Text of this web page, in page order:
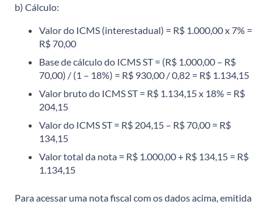
b) Cálculo:
Valor do ICMS (interestadual) = R$ 1.000,00 x 7% =
R$ 70,00
Base de cálculo do ICMS ST = (R$ 1.000,00 – R$
70,00) / (1 – 18%) = R$ 930,00 / 0,82 = R$ 1.134,15
Valor bruto do ICMS ST = R$ 1.134,15 x 18% = R$
204,15
Valor do ICMS ST = R$ 204,15 – R$ 70,00 = R$
134,15
Valor total da nota = R$ 1.000,00 + R$ 134,15 = R$
1.134,15
Para acessar uma nota fiscal com os dados acima, emitida